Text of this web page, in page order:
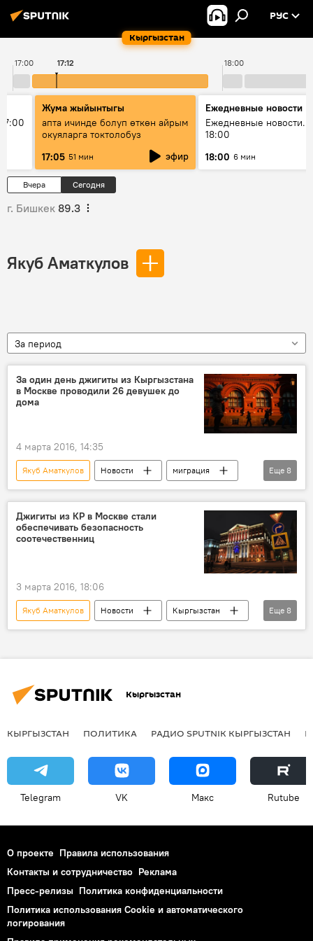
Кыргызстан
РУС
17:00 18:00
17:12
Жума жыйынтыгы
апта ичинде болуп өткөн айрым
окуяларга токтолобуз
17:05 51 мин эфир
Ежедневные новости
Ежедневные новости.
18:00
18:00 6 мин
Вчера Сегодня
г. Бишкек 89.3
Якуб Аматкулов
За период
За один день джигиты из Кыргызстана
в Москве проводили 26 девушек до
дома
4 марта 2016, 14:35
Якуб Аматкулов Новости
миграция
Общество
В мире
Москва
Адилет Чилдебаев
Жылдыз Осмонова
кыргызстанцы
соотечественники
Еще 8
Джигиты из КР в Москве стали
обеспечивать безопасность
соотечественниц
3 марта 2016, 18:06
Якуб Аматкулов Новости
Кыргызстан
миграция
Общество
Москва
телохранители
Еще 8
Кыргызстан
КЫРГЫЗСТАН ПОЛИТИКА РАДИО SPUTNIK КЫРГЫЗСТАН
Telegram VK Макс Rutube
О проекте Правила использования
Контакты и сотрудничество Реклама
Пресс-релизы Политика конфиденциальности
Политика использования Cookie и автоматического
логирования